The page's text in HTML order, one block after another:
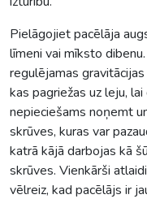
Pielāgojiet pacēlāja
līmeni vai mīksto
regulējamas
kas pagriežas uz leju,
nepieciešams noņemt
skrūves, kuras var
katrā kājā darbojas kā
skrūves. Vienkārši
vēlreiz, kad pacēlājs ir